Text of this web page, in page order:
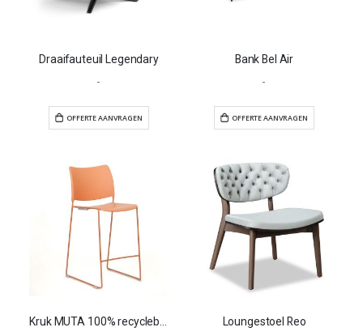
OFFERTE AANVRAGEN
Draaifauteuil Legendary
-
Bank Bel Air
-
Kruk MUTA 100% recyclebaar
Loungestoel Reo